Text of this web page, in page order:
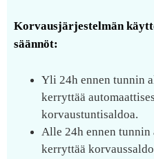
Korvausjärjestelmän
säännöt:
Yli 24h ennen tunnin
kerryttää
korvaustuntisaldoa.
Alle 24h ennen
kerryttää